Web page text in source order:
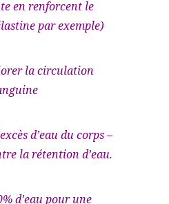
en renforcent le
par exemple)
la circulation
d’eau du corps –
la rétention d’eau.
d’eau pour une